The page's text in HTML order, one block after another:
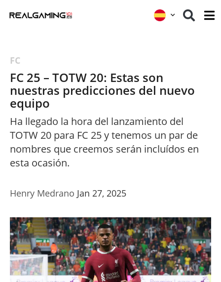
FC
FC 25 – TOTW 20: Estas son
nuestras predicciones del nuevo
equipo
Ha llegado la hora del lanzamiento del
TOTW 20 para FC 25 y tenemos un par de
nombres que creemos serán incluídos en
esta ocasión.
Henry Medrano Jan 27, 2025